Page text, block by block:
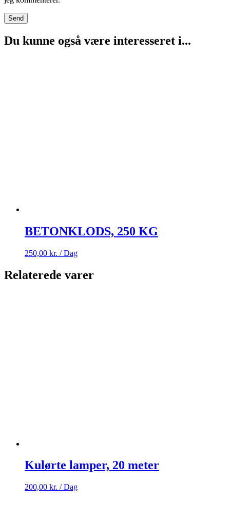
Du kunne også være interesseret i...
BETONKLODS, 250 KG
250,00 kr. / Dag
Relaterede varer
Kulørte lamper, 20 meter
200,00 kr. / Dag